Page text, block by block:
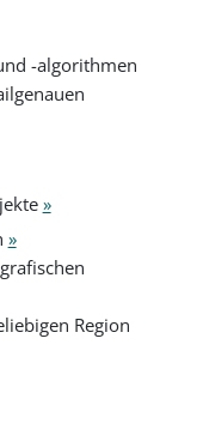
-algorithmen
»
»
Region